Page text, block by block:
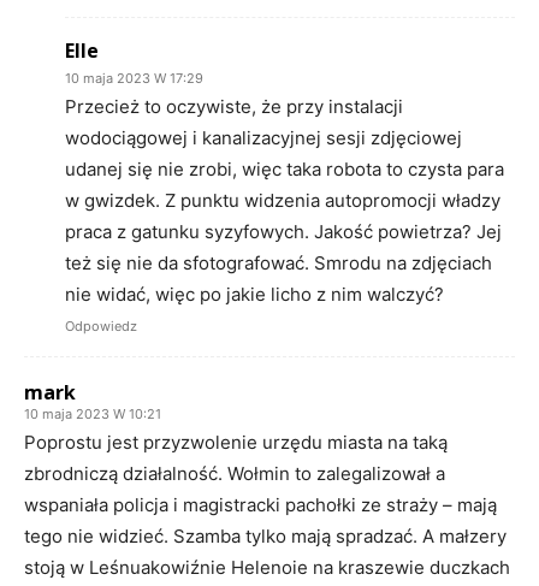
Elle
10 maja 2023 W 17:29
Przecież to oczywiste, że przy instalacji
wodociągowej i kanalizacyjnej sesji zdjęciowej
udanej się nie zrobi, więc taka robota to czysta para
w gwizdek. Z punktu widzenia autopromocji władzy
praca z gatunku syzyfowych. Jakość powietrza? Jej
też się nie da sfotografować. Smrodu na zdjęciach
nie widać, więc po jakie licho z nim walczyć?
Odpowiedz
mark
10 maja 2023 W 10:21
Poprostu jest przyzwolenie urzędu miasta na taką
zbrodniczą działalność. Wołmin to zalegalizował a
wspaniała policja i magistracki pachołki ze straży – mają
tego nie widzieć. Szamba tylko mają spradzać. A małzery
stoją w Leśnuakowiźnie Helenoie na kraszewie duczkach